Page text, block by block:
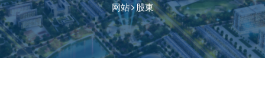
新闻
投资者关系
网站 股東